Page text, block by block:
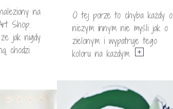
na
Shop.
jak nigdy
chodzi.
O tej porze to chyba każdy o
niczym innym nie myśli jak o
zielonym i wypatruje tego
koloru na każdym